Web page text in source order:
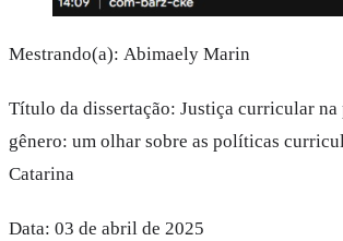
Mestrando(a): Abimaely Marin
Título da dissertação: Justiça curricular na
gênero: um olhar sobre as políticas
Catarina
Data: 03 de abril de 2025